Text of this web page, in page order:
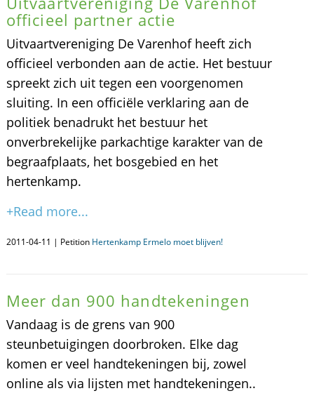
officieel partner actie
Uitvaartvereniging De Varenhof heeft zich
officieel verbonden aan de actie. Het bestuur
spreekt zich uit tegen een voorgenomen
sluiting. In een officiële verklaring aan de
politiek benadrukt het bestuur het
onverbrekelijke parkachtige karakter van de
begraafplaats, het bosgebied en het
hertenkamp.
+Read more...
2011-04-11 | Petition Hertenkamp Ermelo moet blijven!
Meer dan 900 handtekeningen
Vandaag is de grens van 900
steunbetuigingen doorbroken. Elke dag
komen er veel handtekeningen bij, zowel
online als via lijsten met handtekeningen..